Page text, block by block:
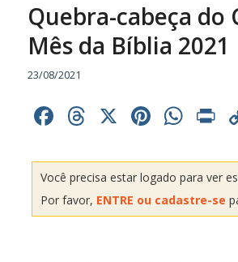
Quebra-cabeça do
Mês da Bíblia 2021
23/08/2021
Facebook
Threads
X
Você precisa estar logado para ver
Por favor, ENTRE ou cadastre-se